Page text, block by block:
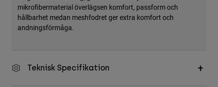
mikrofibermaterial överlägsen komfort, passform och
hållbarhet medan meshfodret ger extra komfort och
andningsförmåga.
Teknisk Specifikation